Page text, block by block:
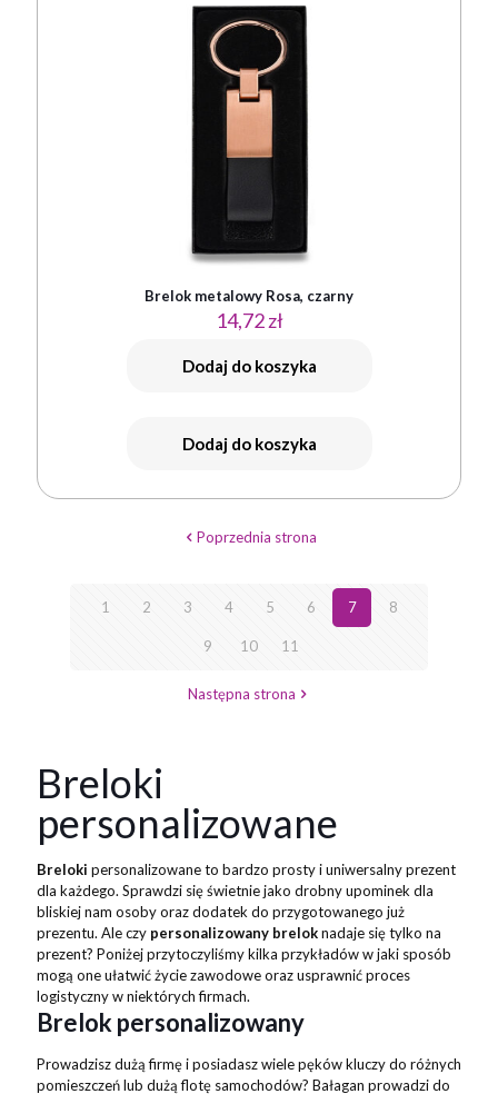
Brelok metalowy Rosa, czarny
14,72zł
Dodaj do koszyka
Dodaj do koszyka
Poprzednia strona
1 2 3 4 5 6 7 8
9 10 11
Następna strona
Breloki
personalizowane
Breloki personalizowane to bardzo prosty i uniwersalny prezent
dla każdego. Sprawdzi się świetnie jako drobny upominek dla
bliskiej nam osoby oraz dodatek do przygotowanego już
prezentu. Ale czy personalizowany breloknadaje się tylko na
prezent? Poniżej przytoczyliśmy kilka przykładów w jaki sposób
mogą one ułatwić życie zawodowe oraz usprawnić proces
logistyczny w niektórych firmach.
Brelok personalizowany
Prowadzisz dużą firmę i posiadasz wiele pęków kluczy do różnych
pomieszczeń lub dużą flotę samochodów? Bałagan prowadzi do